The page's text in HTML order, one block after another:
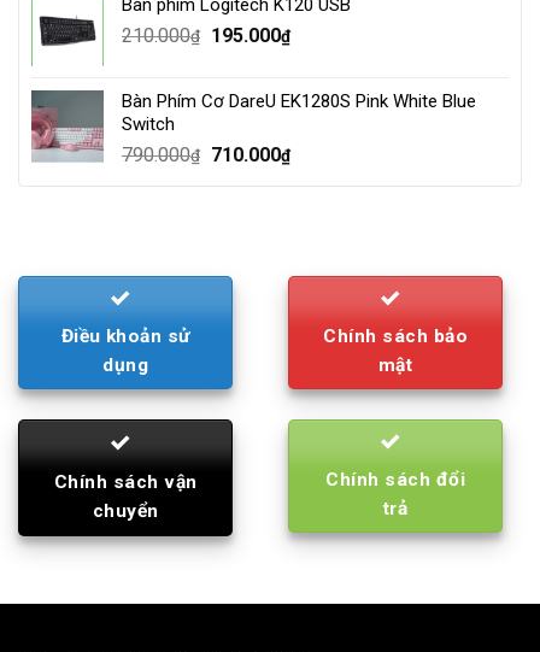
4.000.000₫.3.500.000₫.
210.000₫
Original
210.000₫.
195.000₫Current
195.000₫.
Bàn Phím Cơ DareU EK1280S Pink White Blue
Switch
790.000₫
Original
710.000₫Current
Điều khoản sử
dụng
Chính sách bảo
mật
Chính sách vận
chuyển
Chính sách đổi
trả